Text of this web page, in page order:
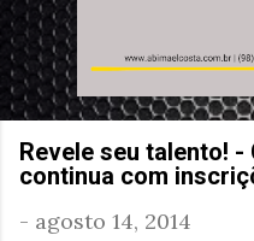
Revele seu talento! -
continua com
- agosto 14, 2014